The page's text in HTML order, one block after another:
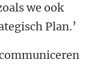
we ook
Plan.’